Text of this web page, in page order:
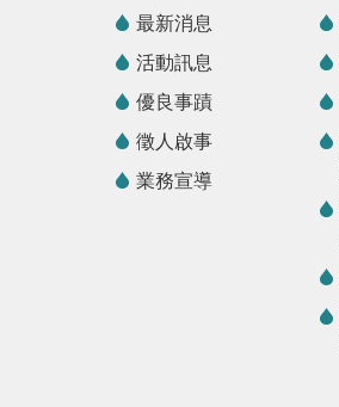
最新消息
活動訊息
優良事蹟
徵人啟事
業務宣導